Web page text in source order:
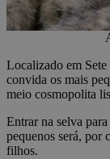
Localizado em
convida os mais
meio cosmopolita
Entrar na selva
pequenos será, por
filhos.